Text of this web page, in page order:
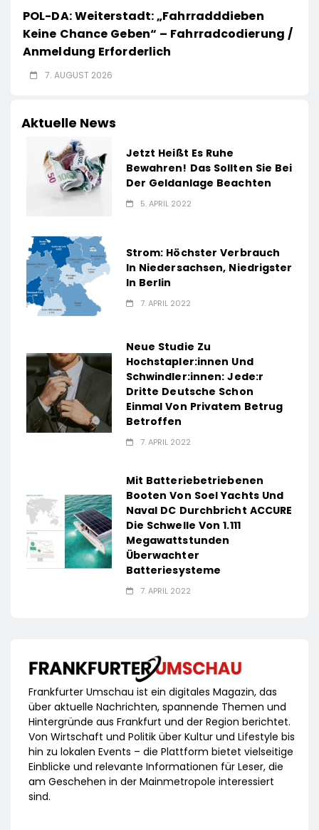
POL-DA: Weiterstadt: „Fahrradddieben
Keine Chance Geben“ – Fahrradcodierung /
Anmeldung Erforderlich
7. AUGUST 2026
Aktuelle News
Jetzt Heißt Es Ruhe
Bewahren! Das Sollten Sie Bei
Der Geldanlage Beachten
5. APRIL 2022
Strom: Höchster Verbrauch
In Niedersachsen, Niedrigster
In Berlin
7. APRIL 2022
Neue Studie Zu
Hochstapler:innen Und
Schwindler:innen: Jede:r
Dritte Deutsche Schon
Einmal Von Privatem Betrug
Betroffen
7. APRIL 2022
Mit Batteriebetriebenen
Booten Von Soel Yachts Und
Naval DC Durchbricht ACCURE
Die Schwelle Von 1.111
Megawattstunden
Überwachter
Batteriesysteme
7. APRIL 2022
Frankfurter Umschau ist ein digitales Magazin, das
über aktuelle Nachrichten, spannende Themen und
Hintergründe aus Frankfurt und der Region berichtet.
Von Wirtschaft und Politik über Kultur und Lifestyle bis
hin zu lokalen Events – die Plattform bietet vielseitige
Einblicke und relevante Informationen für Leser, die
am Geschehen in der Mainmetropole interessiert
sind.